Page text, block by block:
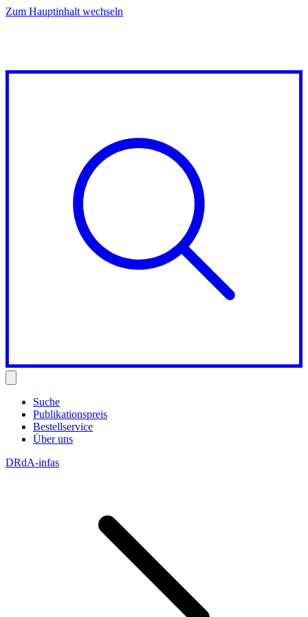
Zum Hauptinhalt wechseln
Suche
Publikationspreis
Bestellservice
Über uns
DRdA-infas